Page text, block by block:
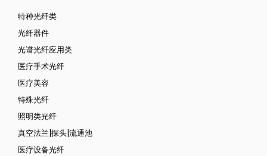
特种光纤类
光纤器件
光谱光纤应用类
医疗手术光纤
医疗美容
特殊光纤
照明类光纤
真空法兰|探头|流通池
医疗设备光纤